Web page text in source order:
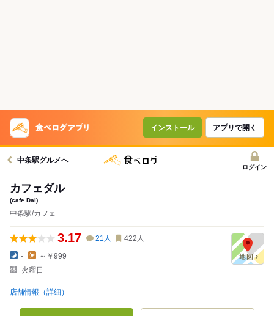
インストール アプリで開く
中条駅グルメへ
ログイン
カフェダル
(cafe Dal)
中条駅/カフェ
3.17 21 人 422 人
-
～￥999
火曜日
店舗情報（詳細）